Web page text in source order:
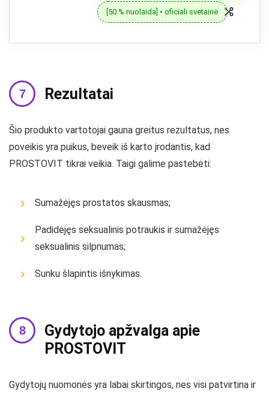
[50 % nuolaida] • oficiali svetainė
Rezultatai
Šio produkto vartotojai gauna greitus rezultatus, nes
poveikis yra puikus, beveik iš karto įrodantis, kad
PROSTOVIT tikrai veikia. Taigi galime pastebėti:
Sumažėjęs prostatos skausmas;
Padidėjęs seksualinis potraukis ir sumažėjęs
seksualinis silpnumas;
Sunku šlapintis išnykimas.
Gydytojo apžvalga apie
PROSTOVIT
Gydytojų nuomonės yra labai skirtingos, nes visi patvirtina ir